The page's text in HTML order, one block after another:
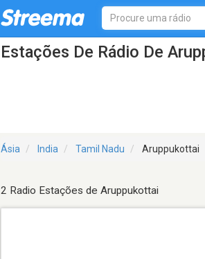
Estações De Rádio De
Ásia India Tamil Nadu Aruppukottai
2 Radio Estações de Aruppukottai